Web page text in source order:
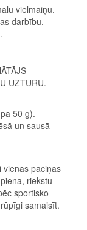
vielmaiņu.
darbību.
UZTURU.
50 g).
un sausā
vienas paciņas
riekstu
sportisko
samaisīt.